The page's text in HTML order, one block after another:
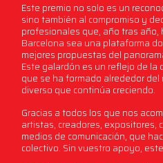
Este premio no solo es un
sino también al compromiso y
profesionales que, año tras
Barcelona sea una plataforma
mejores propuestas del
Este galardón es un reflejo de
que se ha formado alrededor
diverso que continúa creciendo.
Gracias a todos los que nos
artistas, creadores, expositores,
medios de comunicación, que
colectivo. Sin vuestro apoyo,